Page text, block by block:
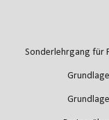
Sonderlehrgang für